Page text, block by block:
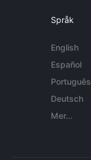
Språk
English
Español
Português
Deutsch
Mer...